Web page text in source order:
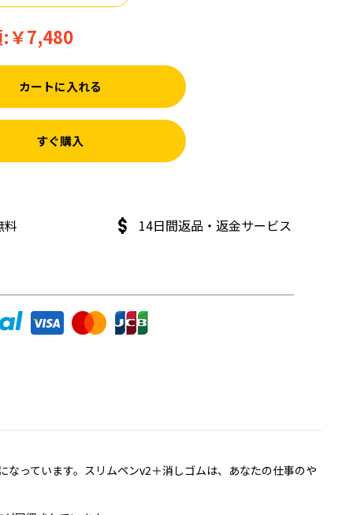
￥7,480
カートに入れる
すぐ購入
料 14日間返品・返金サービス
っています。スリムペンv2＋消しゴムは、あなたの仕事のや